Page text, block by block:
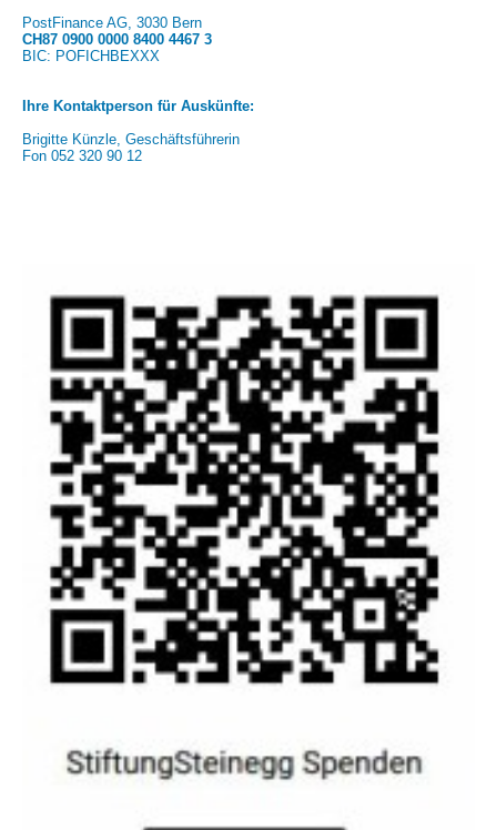
PostFinance AG, 3030 Bern
CH87 0900 0000 8400 4467 3
BIC: POFICHBEXXX
Ihre Kontaktperson für Auskünfte:
Brigitte Künzle, Geschäftsführerin
Fon 052 320 90 12